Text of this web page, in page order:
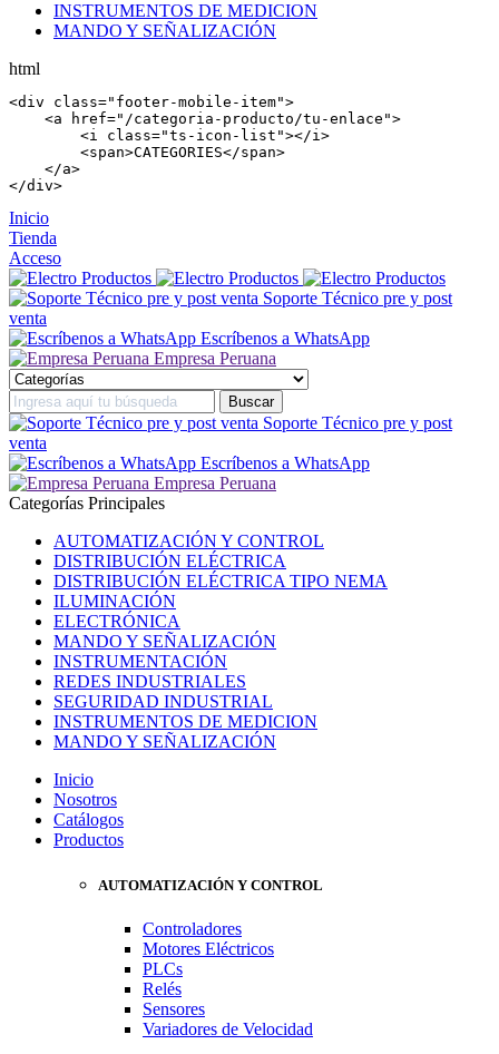
INSTRUMENTOS DE MEDICION
MANDO Y SEÑALIZACIÓN
html
<div class="footer-mobile-item">
    <
a href="/categoria-producto/tu-enlace">
        <
i class="ts-icon-list"></i >
        <
span>CATEGORIES</span>
    </
a>
</div>
Inicio
Tienda
Acceso
Soporte Técnico pre y post
venta
Escríbenos a WhatsApp
Empresa Peruana
Soporte Técnico pre y post
venta
Escríbenos a WhatsApp
Empresa Peruana
Categorías Principales
AUTOMATIZACIÓN Y CONTROL
DISTRIBUCIÓN ELÉCTRICA
DISTRIBUCIÓN ELÉCTRICA TIPO NEMA
ILUMINACIÓN
ELECTRÓNICA
MANDO Y SEÑALIZACIÓN
INSTRUMENTACIÓN
REDES INDUSTRIALES
SEGURIDAD INDUSTRIAL
INSTRUMENTOS DE MEDICION
MANDO Y SEÑALIZACIÓN
Inicio
Nosotros
Catálogos
Productos
AUTOMATIZACIÓN Y CONTROL
Controladores
Motores Eléctricos
PLCs
Relés
Sensores
Variadores de Velocidad